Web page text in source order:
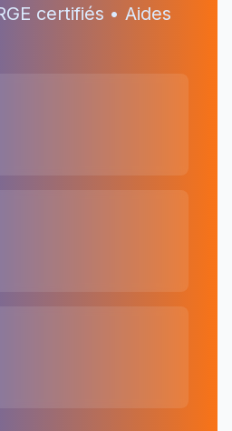
certifiés • Aides